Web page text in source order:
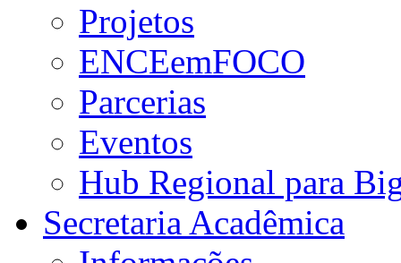
Projetos
ENCEemFOCO
Parcerias
Eventos
Hub Regional para
Secretaria Acadêmica